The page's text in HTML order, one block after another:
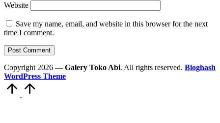
Website
Save my name, email, and website in this browser for the next
time I comment.
Copyright 2026 — Galery Toko Abi. All rights reserved. Bloghash
WordPress Theme